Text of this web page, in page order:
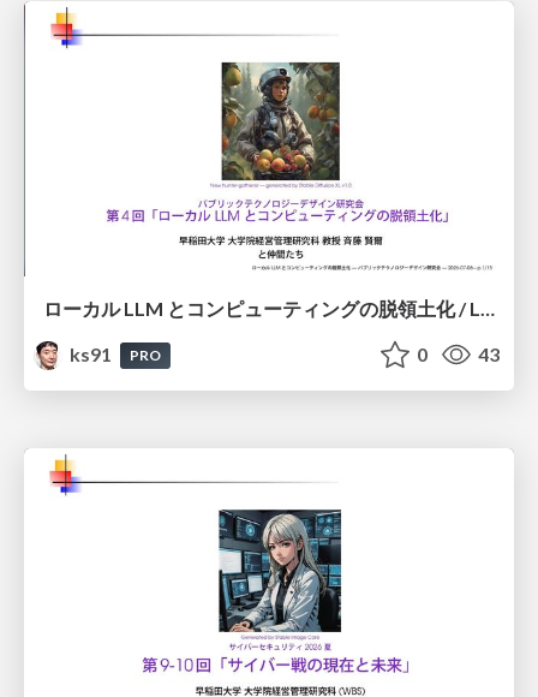
ローカル LLM とコンピューティングの脱領土化 / Local LLMs and Deterritorialization of Computing
ks91
PRO 0 43